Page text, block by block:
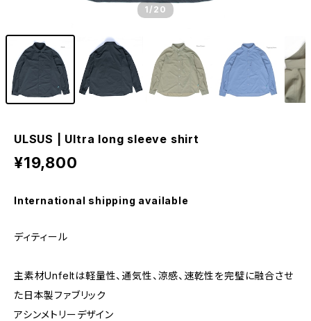
1/20
ULSUS | Ultra long sleeve shirt
¥19,800
International shipping available
ディティール
主素材Unfeltは軽量性、通気性、涼感、速乾性を完璧に融合させ
た日本製ファブリック
アシンメトリーデザイン